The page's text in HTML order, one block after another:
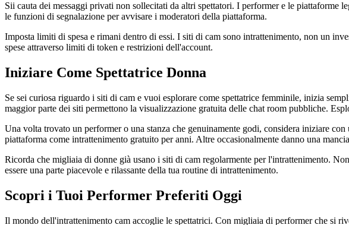
Sii cauta dei messaggi privati non sollecitati da altri spettatori. I performer e le piattaforme
le funzioni di segnalazione per avvisare i moderatori della piattaforma.
Imposta limiti di spesa e rimani dentro di essi. I siti di cam sono intrattenimento, non un
spese attraverso limiti di token e restrizioni dell'account.
Iniziare Come Spettatrice Donna
Se sei curiosa riguardo i siti di cam e vuoi esplorare come spettatrice femminile, inizia
maggior parte dei siti permettono la visualizzazione gratuita delle chat room pubbliche.
Una volta trovato un performer o una stanza che genuinamente godi, considera iniziare
piattaforma come intrattenimento gratuito per anni. Altre occasionalmente danno una
Ricorda che migliaia di donne già usano i siti di cam regolarmente per l'intrattenimento.
essere una parte piacevole e rilassante della tua routine di intrattenimento.
Scopri i Tuoi Performer Preferiti Oggi
Il mondo dell'intrattenimento cam accoglie le spettatrici. Con migliaia di performer che si